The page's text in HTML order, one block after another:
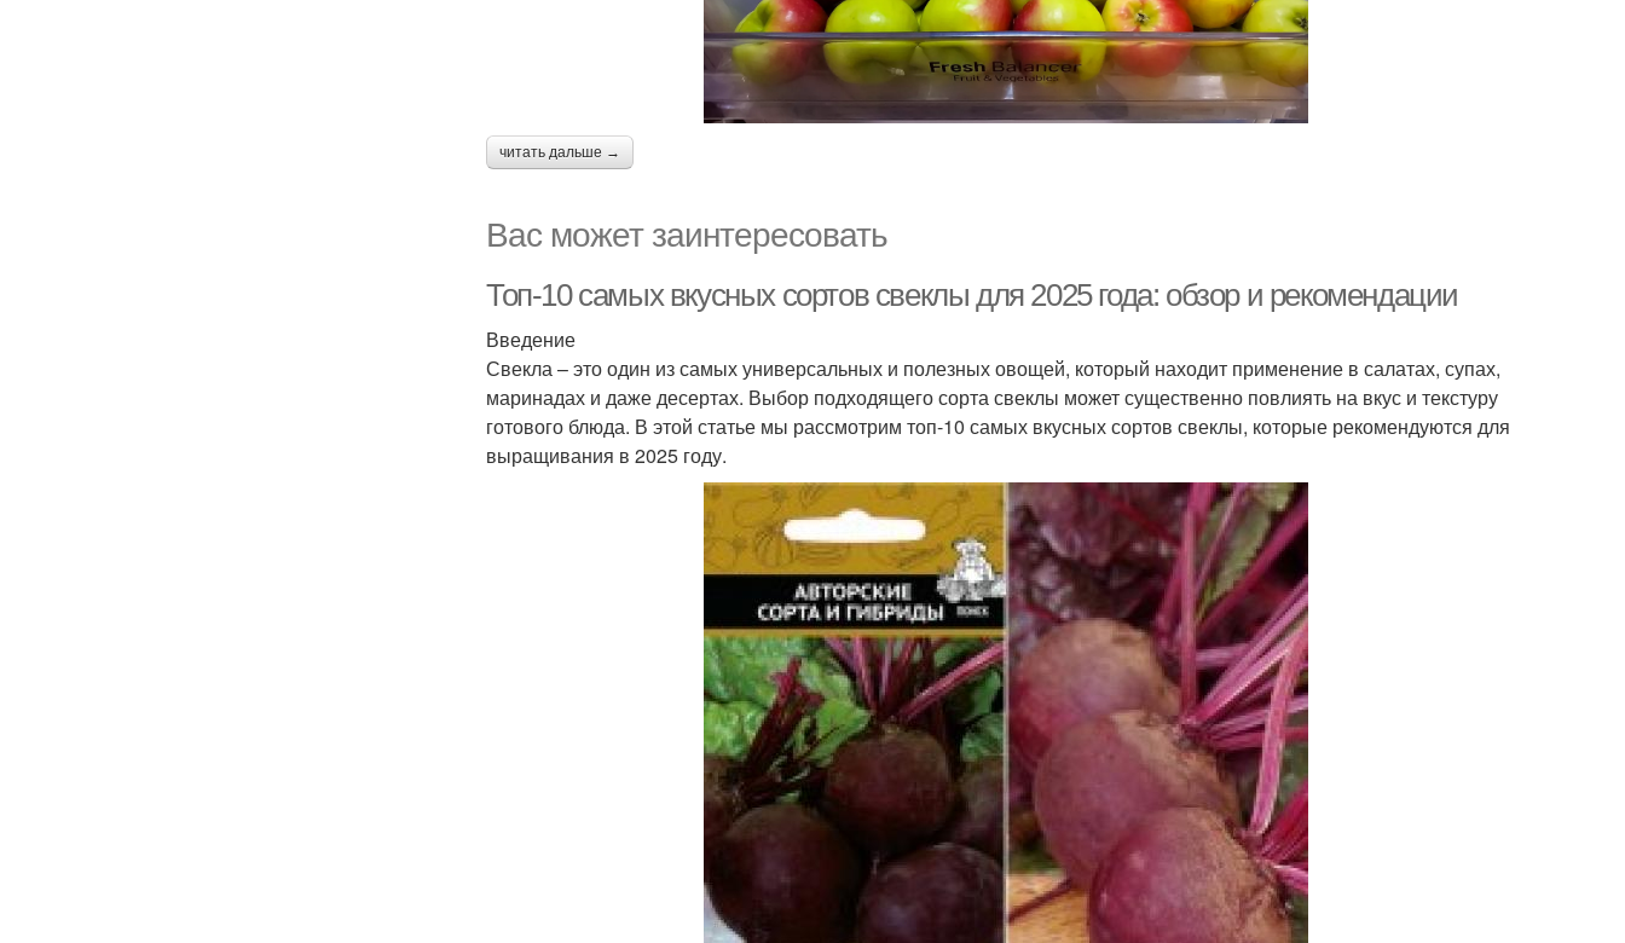
читать дальше →
Вас может заинтересовать
Топ-10 самых вкусных сортов свеклы для 2025 года: обзор и рекомендации
Введение
Свекла – это один из самых универсальных и полезных овощей, который находит применение в салатах, супах,
маринадах и даже десертах. Выбор подходящего сорта свеклы может существенно повлиять на вкус и текстуру
готового блюда. В этой статье мы рассмотрим топ-10 самых вкусных сортов свеклы, которые рекомендуются для
выращивания в 2025 году.